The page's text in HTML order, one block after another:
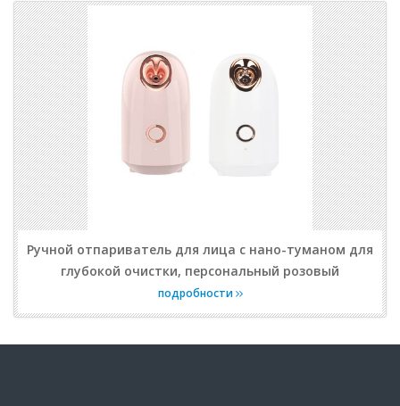
Ручной отпариватель для лица с нано-туманом для
глубокой очистки, персональный розовый
подробности